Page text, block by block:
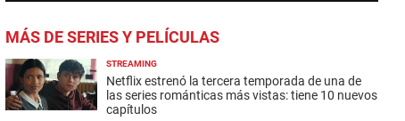
MÁS DE SERIES Y PELÍCULAS
STREAMING
Netflix estrenó la tercera temporada de una de
las series románticas más vistas: tiene 10 nuevos
capítulos